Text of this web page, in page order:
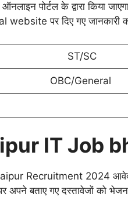
पोर्टल के द्वारा किया
website पर दिए गए जानकारी
ST/SC
OBC/General
IT Job
Recruitment 2024
अपने बताए गए दस्तावेजों को